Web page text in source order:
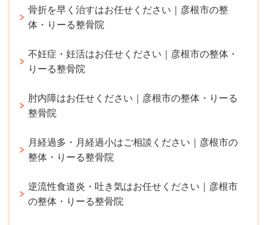
骨折を早く治すはお任せください｜彦根市の整
体・りーる整骨院
不妊症・妊活はお任せください｜彦根市の整体・
りーる整骨院
肘内障はお任せください｜彦根市の整体・りーる
整骨院
月経過多・月経過小はご相談ください｜彦根市の
整体・りーる整骨院
逆流性食道炎・吐き気はお任せください｜彦根市
の整体・りーる整骨院